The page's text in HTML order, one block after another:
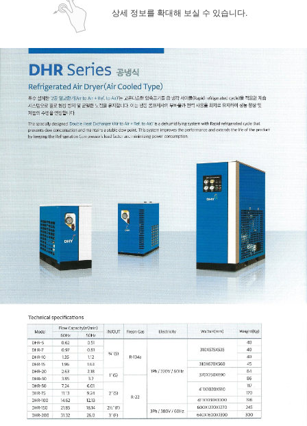
상세 정보를 확대해 보실 수 있습니다.